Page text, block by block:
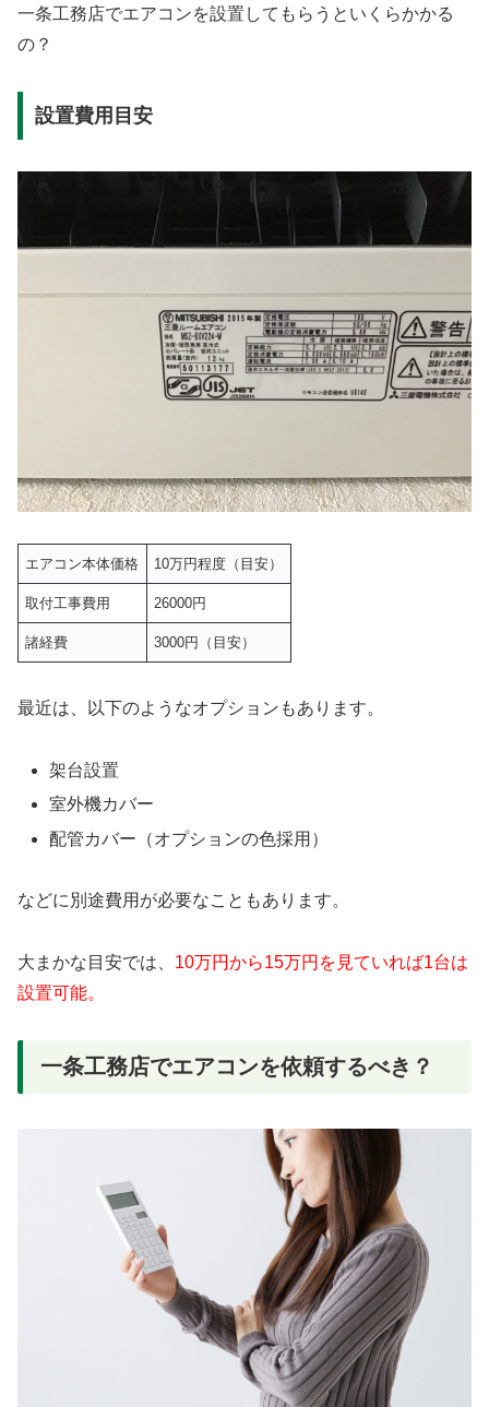
一条工務店でエアコンを設置してもらうといくらかかる
の？
設置費用目安
エアコン本体価格 10万円程度（目安）
取付工事費用 26000円
諸経費 3000円（目安）
最近は、以下のようなオプションもあります。
架台設置
室外機カバー
配管カバー（オプションの色採用）
などに別途費用が必要なこともあります。
大まかな目安では、 10万円から15万円を見ていれば1台は
設置可能。
一条工務店でエアコンを依頼するべき？